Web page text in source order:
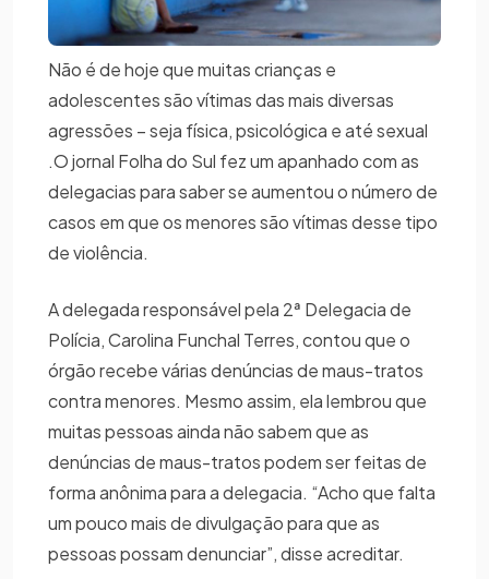
Não é de hoje que muitas crianças e
adolescentes são vítimas das mais diversas
agressões – seja física, psicológica e até sexual
.O jornal Folha do Sul fez um apanhado com as
delegacias para saber se aumentou o número de
casos em que os menores são vítimas desse tipo
de violência.
A delegada responsável pela 2ª Delegacia de
Polícia, Carolina Funchal Terres, contou que o
órgão recebe várias denúncias de maus-tratos
contra menores. Mesmo assim, ela lembrou que
muitas pessoas ainda não sabem que as
denúncias de maus-tratos podem ser feitas de
forma anônima para a delegacia. “Acho que falta
um pouco mais de divulgação para que as
pessoas possam denunciar”, disse acreditar.